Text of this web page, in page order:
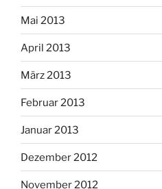
Mai 2013
April 2013
März 2013
Februar 2013
Januar 2013
Dezember 2012
November 2012